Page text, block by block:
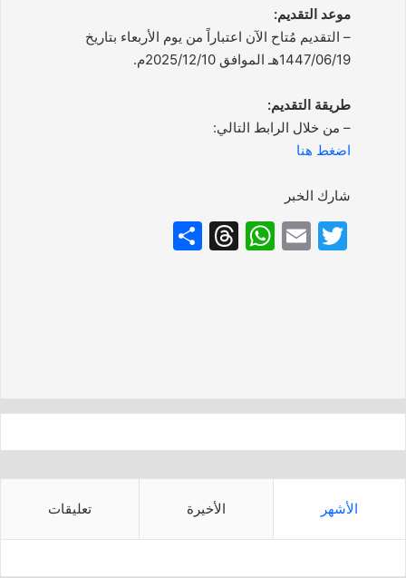
موعد التقديم:
– التقديم مُتاح الآن اعتباراً من يوم الأربعاء بتاريخ
1447/06/19هـ الموافق 2025/12/10م.
طريقة التقديم:
– من خلال الرابط التالي:
اضغط هنا
شارك الخبر
T
E
W
p
T
الأشهر الأخيرة تعليقات